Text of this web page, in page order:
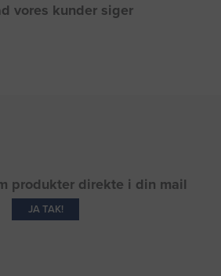
vores kunder siger
produkter direkte i din mail
JA TAK!